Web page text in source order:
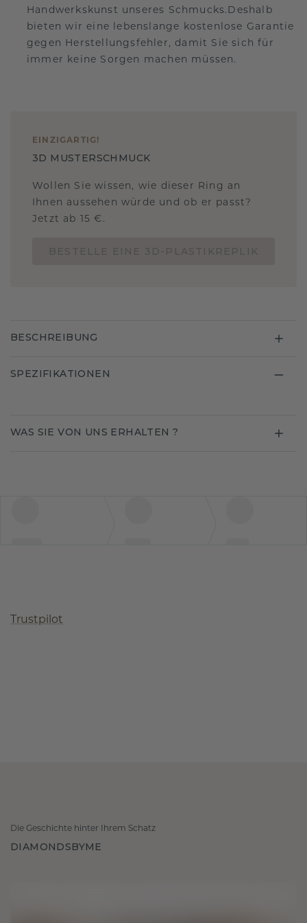
Handwerkskunst unseres Schmucks.Deshalb
bieten wir eine lebenslange kostenlose Garantie
gegen Herstellungsfehler, damit Sie sich für
immer keine Sorgen machen müssen.
EINZIGARTIG !
3D MUSTERSCHMUCK
Wollen Sie wissen, wie dieser Ring an
Ihnen aussehen würde und ob er passt?
Jetzt ab 15 €.
BESCHREIBUNG
SPEZIFIKATIONEN
WAS SIE VON UNS ERHALTEN ?
Trustpilot
Die Geschichte hinter Ihrem Schatz
DIAMONDSBYME